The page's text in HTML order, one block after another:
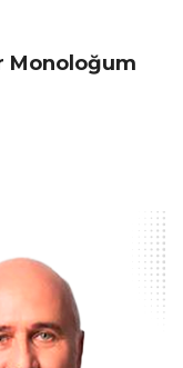
Monoloğum